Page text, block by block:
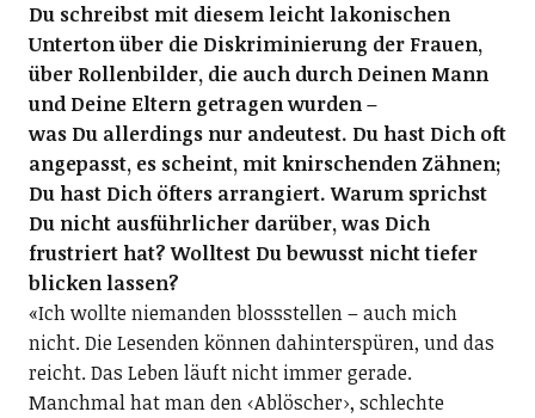
Du schreibst mit diesem leicht lakonischen
Unterton über die Diskriminierung der Frauen,
über Rollenbilder, die auch durch Deinen Mann
und Deine Eltern getragen wurden –
was Du allerdings nur andeutest. Du hast Dich oft
angepasst, es scheint, mit knirschenden Zähnen;
Du hast Dich öfters arrangiert. Warum sprichst
Du nicht ausführlicher darüber, was Dich
frustriert hat? Wolltest Du bewusst nicht tiefer
blicken lassen?
«Ich wollte niemanden blossstellen – auch mich
nicht. Die Lesenden können dahinterspüren, und das
reicht. Das Leben läuft nicht immer gerade.
Manchmal hat man den ‹Ablöscher›, schlechte